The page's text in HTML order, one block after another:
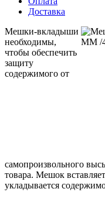
Доставка
Мешки-вкладыши
необходимы,
чтобы обеспечить
защиту
содержимого от
самопроизвольного
товара. Мешок
укладывается